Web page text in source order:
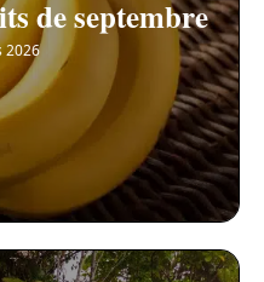
de septembre
2026